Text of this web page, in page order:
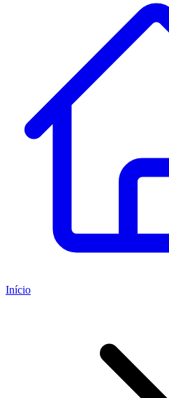
Início